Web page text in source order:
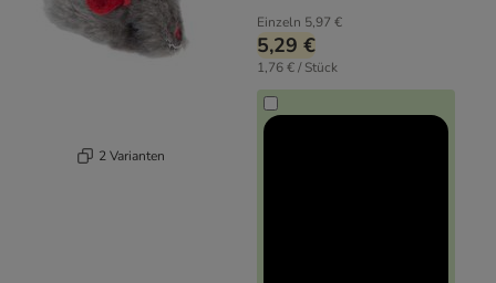
2 Varianten
Einzeln 5,97 €
5,29 €
1,76 € / Stück